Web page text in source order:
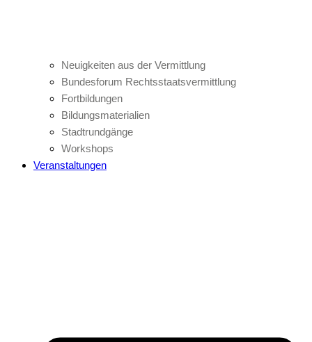
Neuigkeiten aus der Vermittlung
Bundesforum Rechtsstaatsvermittlung
Fortbildungen
Bildungsmaterialien
Stadtrundgänge
Workshops
Veranstaltungen